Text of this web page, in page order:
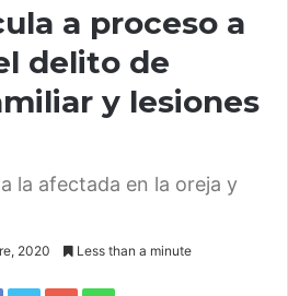
a proceso a
delito de
y lesiones
la afectada en la oreja y
2020 Less than a minute